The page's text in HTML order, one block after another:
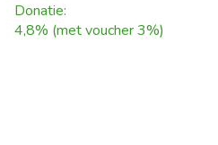
Donatie:
4,8% (met voucher 3%)